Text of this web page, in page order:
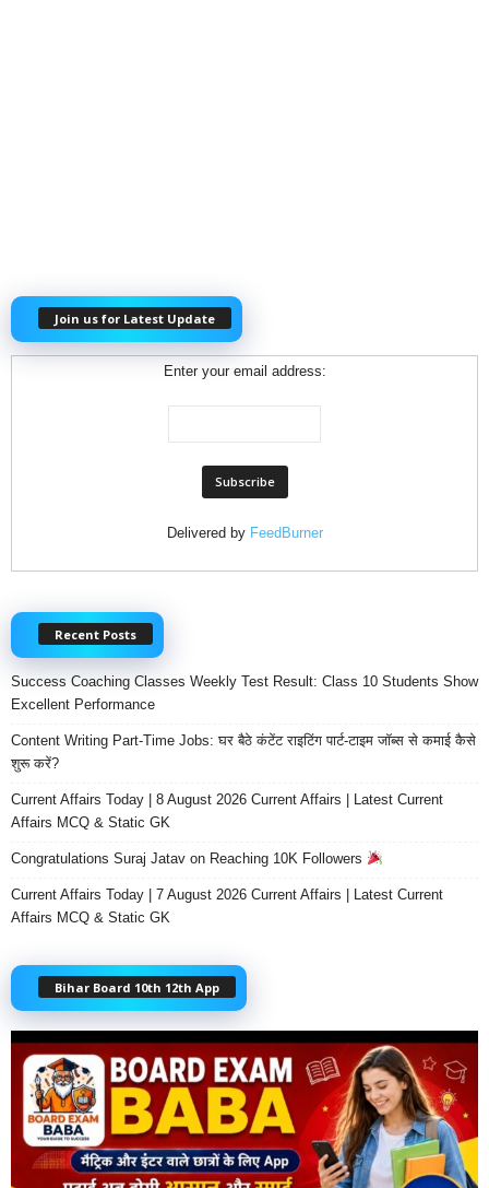
Join us for Latest Update
Enter your email address:
Delivered by FeedBurner
Recent Posts
Success Coaching Classes Weekly Test Result: Class 10 Students Show
Excellent Performance
Content Writing Part-Time Jobs: घर बैठे कंटेंट राइटिंग पार्ट-टाइम जॉब्स से कमाई कैसे
शुरू करें?
Current Affairs Today | 8 August 2026 Current Affairs | Latest Current
Affairs MCQ & Static GK
Congratulations Suraj Jatav on Reaching 10K Followers
Current Affairs Today | 7 August 2026 Current Affairs | Latest Current
Affairs MCQ & Static GK
Bihar Board 10th 12th App